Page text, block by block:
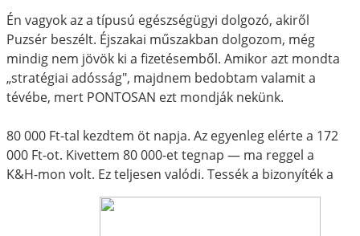
Én vagyok az a típusú egészségügyi dolgozó, akiről
Puzsér beszélt. Éjszakai műszakban dolgozom, még
mindig nem jövök ki a fizetésemből. Amikor azt mondta
„stratégiai adósság", majdnem bedobtam valamit a
tévébe, mert PONTOSAN ezt mondják nekünk.
80 000 Ft-tal kezdtem öt napja. Az egyenleg elérte a 172
000 Ft-ot. Kivettem 80 000-et tegnap — ma reggel a
K&H-mon volt. Ez teljesen valódi. Tessék a bizonyíték a